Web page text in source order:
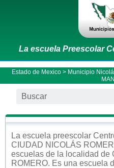
La escuela Preescolar
Estado de Mexico > Municipio
La escuela preescolar
CIUDAD NICOLÁS
escuelas de la localidad de
ROMERO. Es una escuela